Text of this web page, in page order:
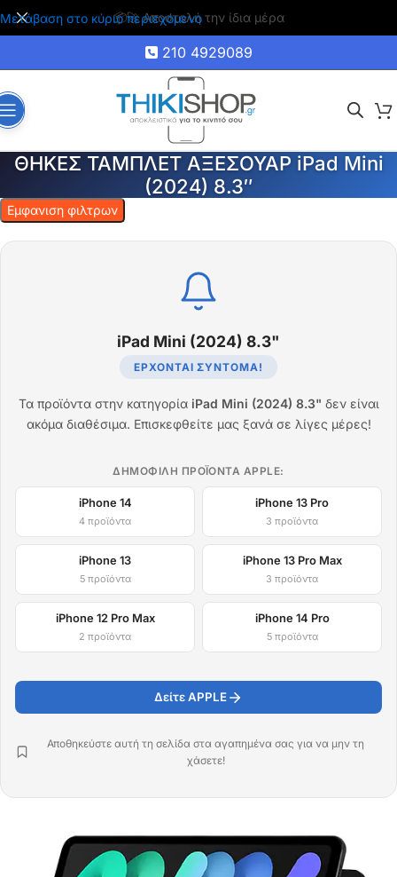
Μετάβαση στο κύριο περιεχόμενο
🚚 Δωρεάν μεταφορικά για αγορές άνω των 35€
210 4929089
ΘΗΚΕΣ ΤΑΜΠΛΕΤ ΑΞΕΣΟΥΑΡ iPad Mini
(2024) 8.3″
Εμφανιση φιλτρων
iPad Mini (2024) 8.3"
ΈΡΧΟΝΤΑΙ ΣΎΝΤΟΜΑ!
Τα προϊόντα στην κατηγορία iPad Mini (2024) 8.3" δεν είναι
ακόμα διαθέσιμα. Επισκεφθείτε μας ξανά σε λίγες μέρες!
ΔΗΜΟΦΙΛΉ ΠΡΟΪΌΝΤΑ APPLE:
iPhone 14
4 προϊόντα
iPhone 13 Pro
3 προϊόντα
iPhone 13
5 προϊόντα
iPhone 13 Pro Max
3 προϊόντα
iPhone 12 Pro Max
2 προϊόντα
iPhone 14 Pro
5 προϊόντα
Δείτε APPLE
Αποθηκεύστε αυτή τη σελίδα στα αγαπημένα σας για να μην τη
χάσετε!